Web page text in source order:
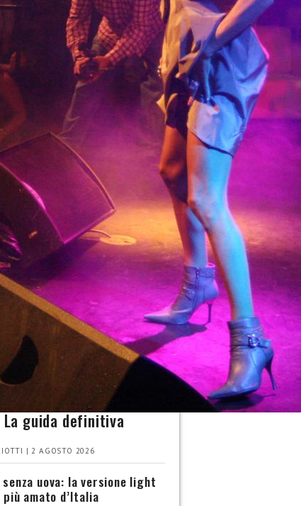
le pesche più
La guida definitiva
| 2 AGOSTO 2026
uova: la versione light
più amato d’Italia